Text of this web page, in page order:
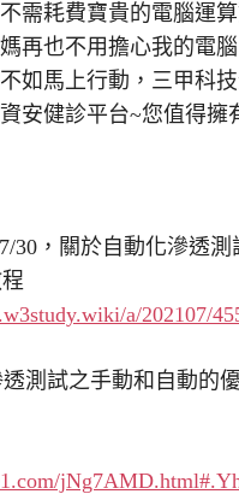
需耗費寶貴的電腦運
再也不用擔心我的電
如馬上行動，三甲科
安健診平台~您值得擁
30，關於自動化滲透測
a/202107/
測試之手動和自動的